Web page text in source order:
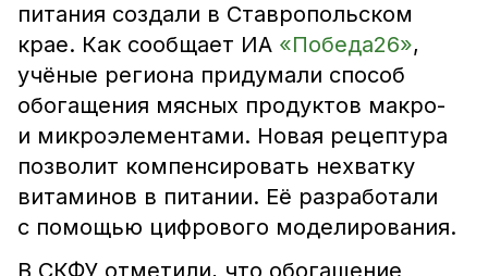
питания создали в Ставропольском
крае. Как сообщает ИА «Победа26»,
учёные региона придумали способ
обогащения мясных продуктов макро-
и микроэлементами. Новая рецептура
позволит компенсировать нехватку
витаминов в питании. Её разработали
с помощью цифрового моделирования.
В СКФУ отметили, что обогащение